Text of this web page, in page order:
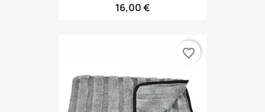
16,00 €
favorite_border